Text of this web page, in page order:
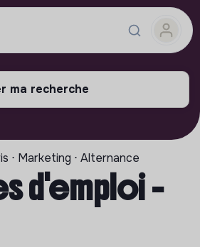
ma recherche
⋅ Marketing ⋅ Alternance
d'emploi -